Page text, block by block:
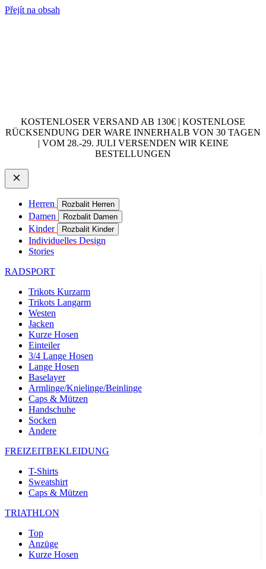
Přejít na obsah
KOSTENLOSER VERSAND AB 130€ | KOSTENLOSE
RÜCKSENDUNG DER WARE INNERHALB VON 30 TAGEN
| VOM 28.-29. JULI VERSENDEN WIR KEINE
BESTELLUNGEN
Herren Rozbalit Herren
Damen Rozbalit Damen
Kinder Rozbalit Kinder
Individuelles Design
Stories
RADSPORT
Trikots Kurzarm
Trikots Langarm
Westen
Jacken
Kurze Hosen
Einteiler
3/4 Lange Hosen
Lange Hosen
Baselayer
Armlinge/Knielinge/Beinlinge
Caps & Mützen
Handschuhe
Socken
Andere
FREIZEITBEKLEIDUNG
T-Shirts
Sweatshirt
Caps & Mützen
TRIATHLON
Top
Anzüge
Kurze Hosen